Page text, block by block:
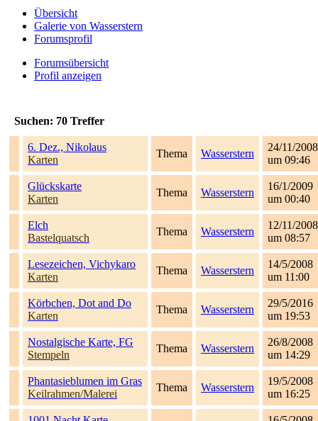
Übersicht
Galerie von Wasserstern
Forumsprofil
Forumsübersicht
Profil anzeigen
Suchen: 70 Treffer
6. Dez., Nikolaus
Karten
Thema Wasserstern
24/11/2008
um 09:46
Glückskarte
Karten
Thema Wasserstern
16/1/2009
um 00:40
Elch
Bastelquatsch
Thema Wasserstern
12/11/2008
um 08:57
Lesezeichen, Vichykaro
Karten
Thema Wasserstern
14/5/2008
um 11:00
Körbchen, Dot and Do
Karten
Thema Wasserstern
29/5/2016
um 19:53
Nostalgische Karte, FG
Stempeln
Thema Wasserstern
26/8/2008
um 14:29
Phantasieblumen im Gras
Keilrahmen/Malerei
Thema Wasserstern
19/5/2008
um 16:25